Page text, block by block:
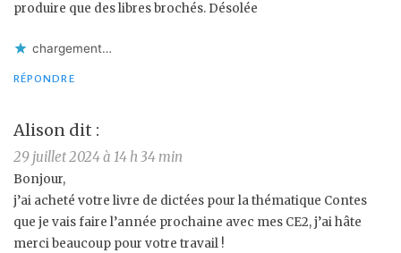
produire que des libres brochés. Désolée
chargement…
RÉPONDRE
Alison dit :
29 juillet 2024 à 14 h 34 min
Bonjour,
j’ai acheté votre livre de dictées pour la thématique Contes
que je vais faire l’année prochaine avec mes CE2, j’ai hâte
merci beaucoup pour votre travail !